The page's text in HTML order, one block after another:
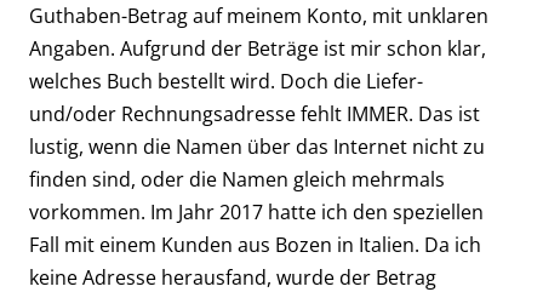
Guthaben-Betrag auf meinem Konto, mit unklaren
Angaben. Aufgrund der Beträge ist mir schon klar,
welches Buch bestellt wird. Doch die Liefer-
und/oder Rechnungsadresse fehlt IMMER. Das ist
lustig, wenn die Namen über das Internet nicht zu
finden sind, oder die Namen gleich mehrmals
vorkommen. Im Jahr 2017 hatte ich den speziellen
Fall mit einem Kunden aus Bozen in Italien. Da ich
keine Adresse herausfand, wurde der Betrag